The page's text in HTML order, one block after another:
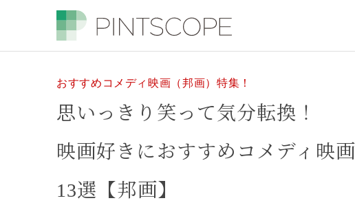
おすすめコメディ映画（邦画）特集！
思いっきり笑って気分転換！
映画好きにおすすめコメディ映画
13選【邦画】